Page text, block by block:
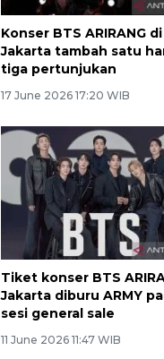
Konser BTS ARIRANG di
Jakarta tambah satu
tiga pertunjukan
17 June 2026 17:20 WIB
Tiket konser BTS
Jakarta diburu ARMY
sesi general sale
11 June 2026 11:47 WIB